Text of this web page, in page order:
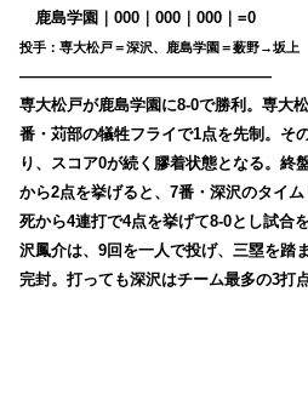
鹿島学園｜000｜000｜000｜=0
投手：専大松戸＝深沢、鹿島学園＝薮野→坂上
————————————————
専大松戸が鹿島学園に8-0で勝利。専大
番・苅部の犠牲フライで1点を先制。そ
り、スコア0が続く膠着状態となる。終
から2点を挙げると、7番・深沢のタイ
死から4連打で4点を挙げて8-0とし試合
沢鳳介は、9回を一人で投げ、三塁を踏
完封。打っても深沢はチーム最多の3打